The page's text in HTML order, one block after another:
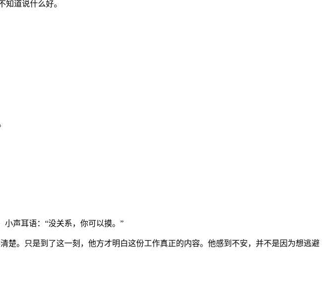
道说什么好。
声耳语：“没关系，你可以摸。”
楚。只是到了这一刻，他方才明白这份工作真正的内容。他感到不安，并不是因为想逃避